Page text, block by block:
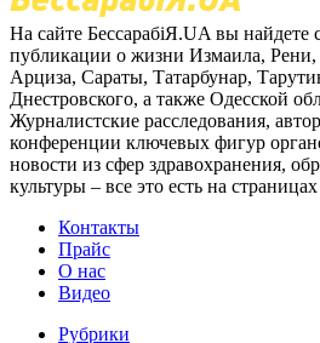
На сайте БессарабіЯ.UA вы найдете
публикации о жизни Измаила,
Арциза, Сараты, Татарбунар,
Днестровского, а также Одесской
Журналистские расследования,
конференции ключевых фигур
новости из сфер здравохранения,
культуры – все это есть на страницах
Контакты
Прайс
О нас
Видео
Рубрики